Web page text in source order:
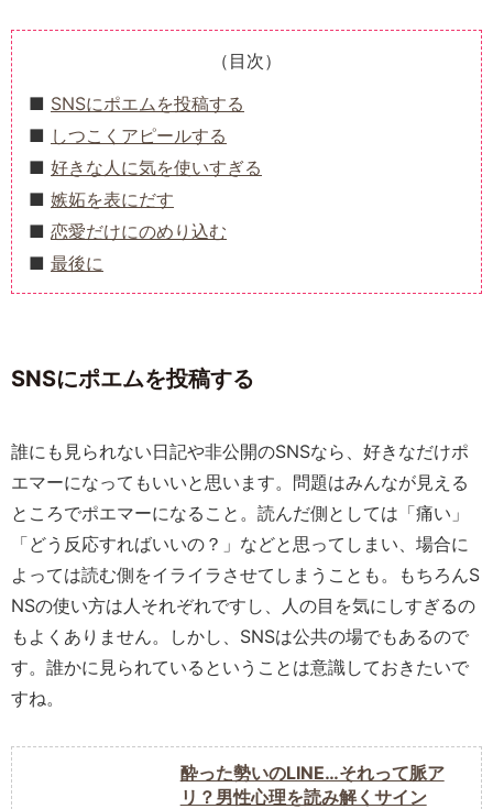
（目次）
SNSにポエムを投稿する
しつこくアピールする
好きな人に気を使いすぎる
嫉妬を表にだす
恋愛だけにのめり込む
最後に
SNSにポエムを投稿する
誰にも見られない日記や非公開のSNSなら、好きなだけポ
エマーになってもいいと思います。問題はみんなが見える
ところでポエマーになること。読んだ側としては「痛い」
「どう反応すればいいの？」などと思ってしまい、場合に
よっては読む側をイライラさせてしまうことも。もちろんS
NSの使い方は人それぞれですし、人の目を気にしすぎるの
もよくありません。しかし、SNSは公共の場でもあるので
す。誰かに見られているということは意識しておきたいで
すね。
酔った勢いのLINE…それって脈ア
リ？男性心理を読み解くサイン